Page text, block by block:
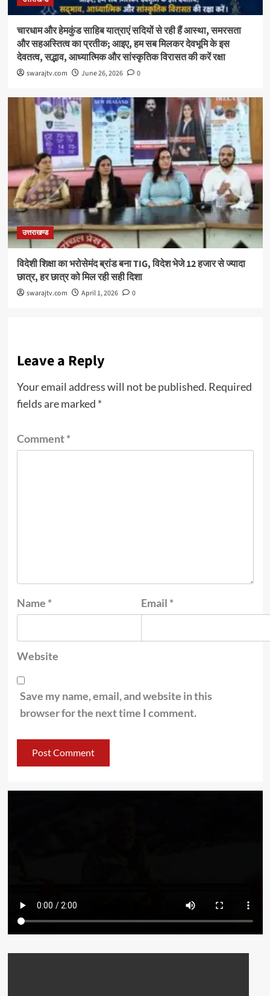
चारधाम और हेमकुंड साहिब यात्राएं सदियों से रही हैं आस्था, समरसता
और सहअस्तित्व का प्रतीक; आइए, हम सब मिलकर देवभूमि के इस
देवतत्व, सद्भाव, आध्यात्मिक और सांस्कृतिक विरासत की करें रक्षा
swarajtv.com June 26, 2026 0
उत्तराखण्ड
विदेशी शिक्षा का भरोसेमंद ब्रांड बना TIG, विदेश भेजे 12 हजार से ज्यादा
छात्र, हर छात्र को मिल रही सही दिशा
swarajtv.com April 1, 2026 0
Leave a Reply
Your email address will not be published. Required
fields are marked *
Comment*
Name * Email *
Website
Save my name, email, and website in this
browser for the next time I comment.